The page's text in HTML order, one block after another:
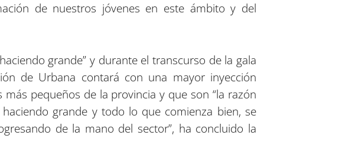
de nuestros jóvenes en este ámbito y del
grande” y durante el transcurso de la gala
de Urbana contará con una mayor inyección
pequeños de la provincia y que son “la razón
grande y todo lo que comienza bien, se
de la mano del sector”, ha concluido la